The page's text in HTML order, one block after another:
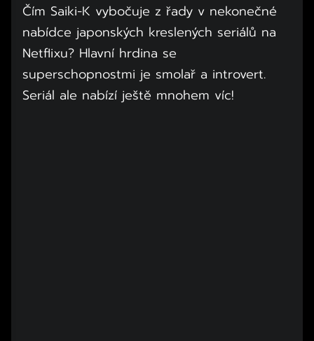
Čím Saiki-K vybočuje z řady v nekonečné
nabídce japonských kreslených seriálů na
Netflixu? Hlavní hrdina se
superschopnostmi je smolař a introvert.
Seriál ale nabízí ještě mnohem víc!